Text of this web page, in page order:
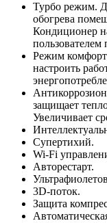
Турбо режим.
обогрева
Кондиционер
пользователем
Режим
настроить
защищает
Увеличивает
Супертихий.
Wi-Fi
Авторестарт.
3D-поток.
Защита